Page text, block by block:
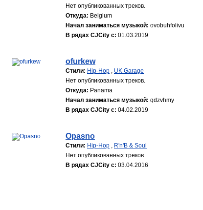
Нет опубликованных треков.
Откуда: Belgium
Начал заниматься музыкой: ovobuhfolivu
В рядах CJCity с: 01.03.2019
ofurkew
Стили: Hip-Hop , UK Garage
Нет опубликованных треков.
Откуда: Panama
Начал заниматься музыкой: qdzvhmy
В рядах CJCity с: 04.02.2019
Opasno
Стили: Hip-Hop , R'n'B & Soul
Нет опубликованных треков.
В рядах CJCity с: 03.04.2016